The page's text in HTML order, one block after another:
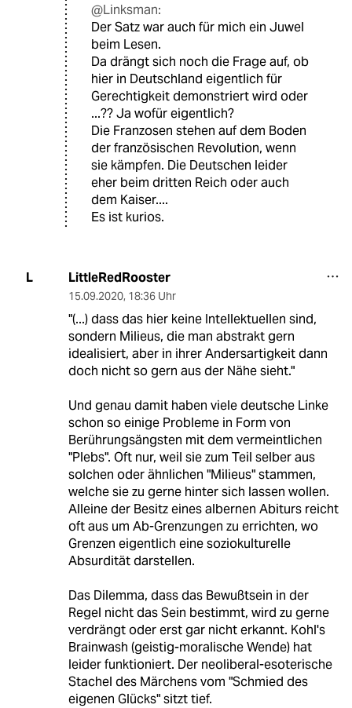
@Linksman:
Der Satz war auch für mich ein Juwel
beim Lesen.
Da drängt sich noch die Frage auf, ob
hier in Deutschland eigentlich für
Gerechtigkeit demonstriert wird oder
...?? Ja wofür eigentlich?
Die Franzosen stehen auf dem Boden
der französischen Revolution, wenn
sie kämpfen. Die Deutschen leider
eher beim dritten Reich oder auch
dem Kaiser....
Es ist kurios.
L LittleRedRooster
15.09.2020, 18:36 Uhr
"(...) dass das hier keine Intellektuellen sind,
sondern Milieus, die man abstrakt gern
idealisiert, aber in ihrer Andersartigkeit dann
doch nicht so gern aus der Nähe sieht."
Und genau damit haben viele deutsche Linke
schon so einige Probleme in Form von
Berührungsängsten mit dem vermeintlichen
"Plebs". Oft nur, weil sie zum Teil selber aus
solchen oder ähnlichen "Milieus" stammen,
welche sie zu gerne hinter sich lassen wollen.
Alleine der Besitz eines albernen Abiturs reicht
oft aus um Ab-Grenzungen zu errichten, wo
Grenzen eigentlich eine soziokulturelle
Absurdität darstellen.
Das Dilemma, dass das Bewußtsein in der
Regel nicht das Sein bestimmt, wird zu gerne
verdrängt oder erst gar nicht erkannt. Kohl's
Brainwash (geistig-moralische Wende) hat
leider funktioniert. Der neoliberal-esoterische
Stachel des Märchens vom "Schmied des
eigenen Glücks" sitzt tief.